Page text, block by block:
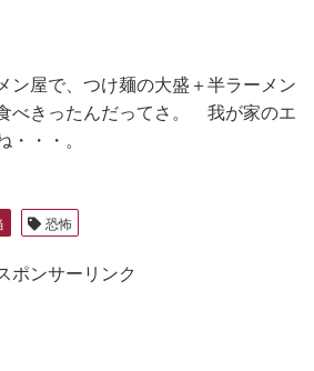
ン屋で、つけ麺の大盛＋半ラーメン
べきったんだってさ。 我が家のエ
・・。
恐怖
ポンサーリンク